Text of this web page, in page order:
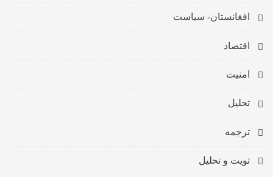
افغانستان- سیاست
اقتصاد
امنیت
تحلیل
ترجمه
تویت و تحلیل